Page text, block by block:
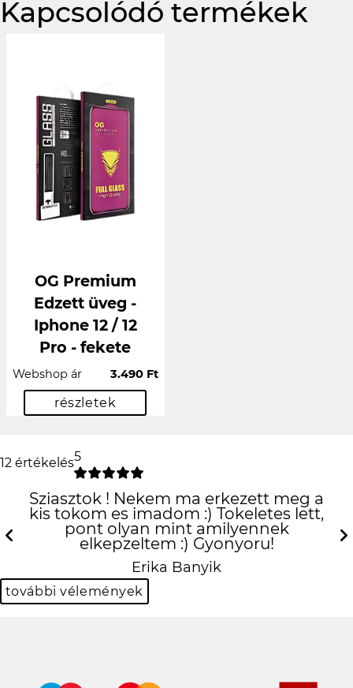
Kapcsolódó termékek
OG Premium
Edzett üveg -
Iphone 12 / 12
Pro - fekete
Webshop ár 3.490 Ft
részletek
12 értékelés5
Sziasztok ! Nekem ma erkezett meg a
kis tokom es imadom :) Tokeletes lett,
pont olyan mint amilyennek
elkepzeltem :) Gyonyoru!
Erika Banyik
Previous
további vélemények